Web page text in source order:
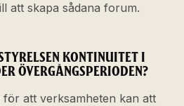
att skapa sådana forum.
KONTINUITET I
ÖVERGÅNGSPERIODEN?
att verksamheten kan att